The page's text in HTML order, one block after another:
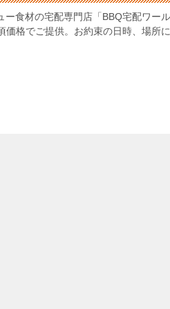
ー食材の宅配専門店「BBQ宅配ワー
価格でご提供。お約束の日時、場所